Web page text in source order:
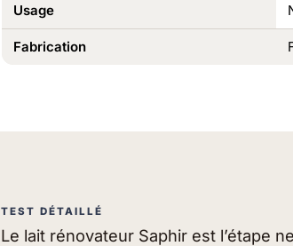
Usage
Fabrication
TEST DÉTAILLÉ
Le lait rénovateur Saphir est l’étape